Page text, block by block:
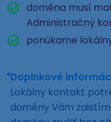
doména musí
Administračný
ponúkame
Doplnkové
Lokálny kontakt
domény Vám